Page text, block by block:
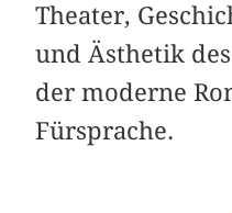
Theater,
und Ästhetik
der moderne
Fürsprache.